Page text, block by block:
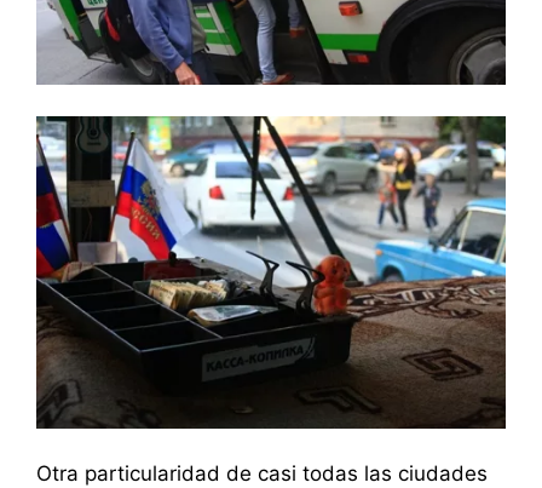
Otra particularidad de casi todas las ciudades